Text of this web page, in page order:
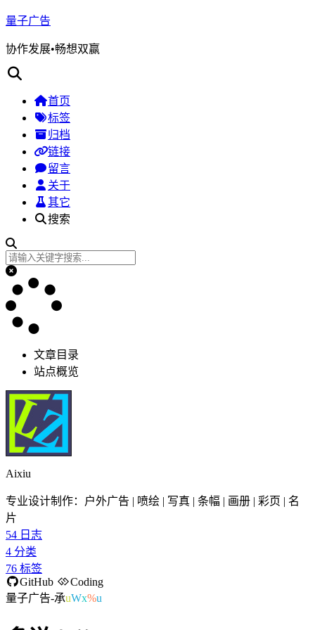
量子广告
协作发展•畅想双赢
首页
标签
归档
链接
留言
关于
其它
搜索
文章目录
站点概览
Aixiu
专业设计制作：户外广告 | 喷绘 | 写真 | 条幅 | 画册 | 彩页 | 名
片
54 日志
4 分类
76 标签
GitHub
Coding
量子广告-承接bEmA